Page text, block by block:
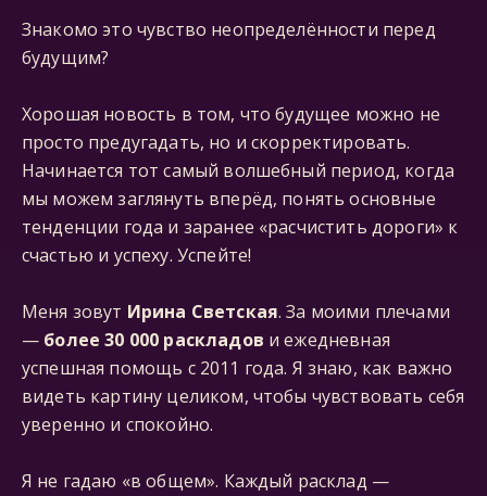
Знакомо это чувство неопределённости перед
будущим?
Хорошая новость в том, что будущее можно не
просто предугадать, но и скорректировать.
Начинается тот самый волшебный период, когда
мы можем заглянуть вперёд, понять основные
тенденции года и заранее «расчистить дороги» к
счастью и успеху. Успейте!
Меня зовут Ирина Светская. За моими плечами
— более 30 000 раскладов и ежедневная
успешная помощь с 2011 года. Я знаю, как важно
видеть картину целиком, чтобы чувствовать себя
уверенно и спокойно.
Я не гадаю «в общем». Каждый расклад —